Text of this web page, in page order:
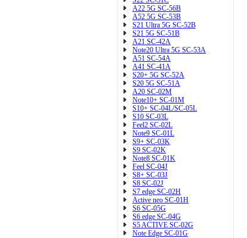
A22 5G SC-56B
A52 5G SC-53B
S21 Ultra 5G SC-52B
S21 5G SC-51B
A21 SC-42A
Note20 Ultra 5G SC-53A
A51 SC-54A
A41 SC-41A
S20+ 5G SC-52A
S20 5G SC-51A
A20 SC-02M
Note10+ SC-01M
S10+ SC-04L/SC-05L
S10 SC-03L
Feel2 SC-02L
Note9 SC-01L
S9+ SC-03K
S9 SC-02K
Note8 SC-01K
Feel SC-04J
S8+ SC-03J
S8 SC-02J
S7 edge SC-02H
Active neo SC-01H
S6 SC-05G
S6 edge SC-04G
S5 ACTIVE SC-02G
Note Edge SC-01G